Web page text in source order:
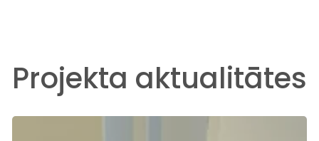
Projekta aktualitātes